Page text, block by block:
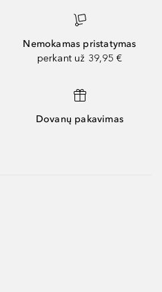
Nemokamas pristatymas
perkant už 39,95 €
Dovanų pakavimas